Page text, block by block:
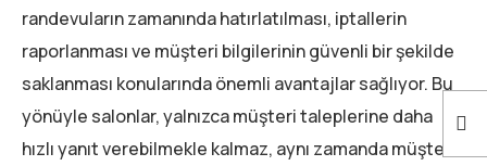
randevuların zamanında hatırlatılması, iptallerin
raporlanması ve müşteri bilgilerinin güvenli bir şekilde
saklanması konularında önemli avantajlar sağlıyor. Bu
yönüyle salonlar, yalnızca müşteri taleplerine daha
hızlı yanıt verebilmekle kalmaz, aynı zamanda müşteri